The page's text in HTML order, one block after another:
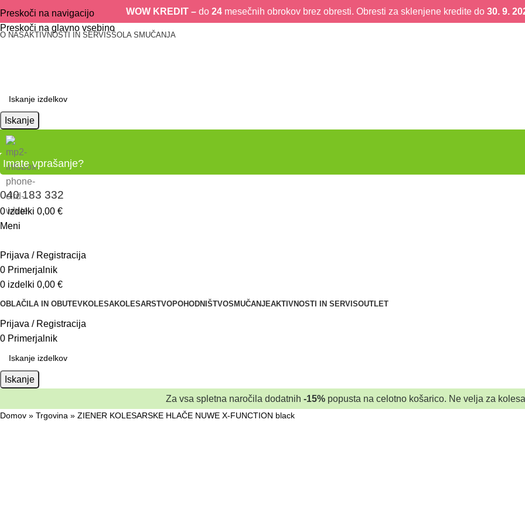
WOW KREDIT – do 24mesečnih obrokov brez obresti. Obresti za sklenjene kredite do 30. 9.
Preskoči na navigacijo
Preskoči na glavno vsebino
O NASAKTIVNOSTI IN SERVISŠOLA SMUČANJA
Iskanje
Imate vprašanje?
040 183 332
0izdelki 0,00 €
Meni
Prijava / Registracija
0 Primerjalnik
0 izdelki 0,00 €
OBLAČILA IN OBUTEVKOLESAKOLESARSTVOPOHODNIŠTVOSMUČANJEAKTIVNOSTI IN SERVISOUTLET
Prijava / Registracija
0 Primerjalnik
Iskanje
Za vsa spletna naročila dodatnih -15%popusta na celotno košarico. Ne velja za
Domov » Trgovina » ZIENER KOLESARSKE HLAČE NUWE X-FUNCTION black